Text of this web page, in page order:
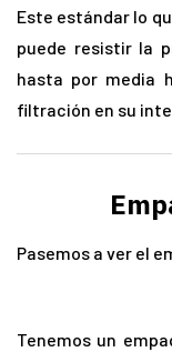
Este estándar lo
puede resistir la
hasta por media
filtración en su
Pasemos a ver el
Tenemos un